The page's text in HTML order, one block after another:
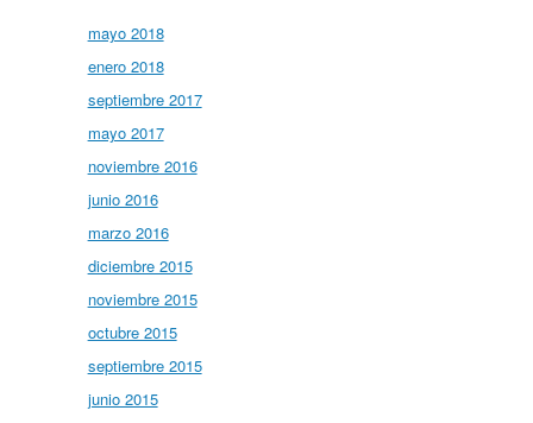
mayo 2018
enero 2018
septiembre 2017
mayo 2017
noviembre 2016
junio 2016
marzo 2016
diciembre 2015
noviembre 2015
octubre 2015
septiembre 2015
junio 2015